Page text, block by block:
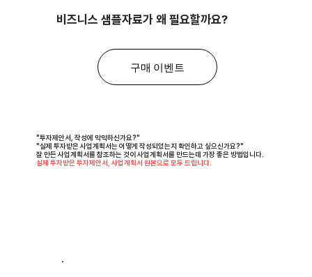
비즈니스 샘플자료가 왜 필요할까요?
구매 이벤트
"투자제안서, 작성에 막막하신가요?"
"실제 투자받은 사업계획서는 어떻게 작성되었는지 확인하고 싶으신가요?"
잘 만든 사업계획서를 참조하는 것이 사업계획서를 만드는데 가장 좋은 방법입니다.
실제 투자받은 투자제안서, 사업계획서 원본으로 모두 드립니다.